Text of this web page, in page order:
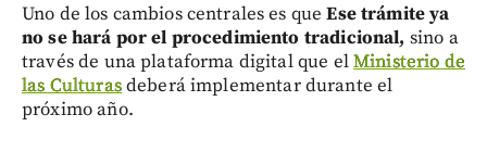
Uno de los cambios centrales es que Ese trámite ya
no se hará por el procedimiento tradicional, sino a
través de una plataforma digital que elMinisterio de
las Culturasdeberá implementar durante el
próximo año.